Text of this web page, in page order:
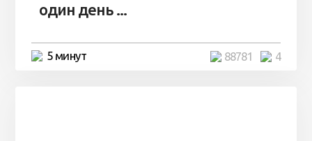
один день ...
5 минут 4
88781